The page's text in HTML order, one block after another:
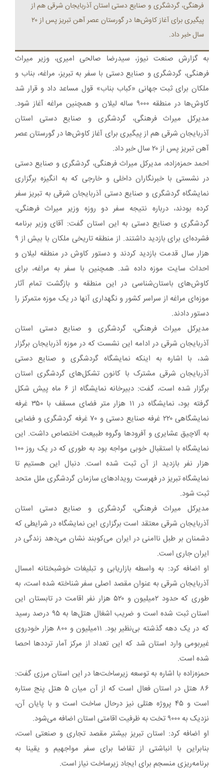
فرهنگی، گردشگری و صنایع دستی استان آذربایجان شرقی هم از
پیگیری برای آغاز کاوش‌ها در گورستان عصر آهن تبریز پس از ۲۰
سال خبر داد.
به گزارش صنعت نیوز، سیدرضا صالحی امیری، وزیر میراث
فرهنگی، گردشگری و صنایع دستی با سفر به تبریز، مراغه، بناب و
ملکان برای ثبت جهانی «کباب بناب» قول مساعد داد و قرار شد
کاوش‌ها در منطقه ۹۰۰۰ ساله لیلان و همچنین مراغه آغاز شود.
مدیرکل میراث فرهنگی، گردشگری و صنایع دستی استان
آذربایجان شرقی هم از پیگیری برای آغاز کاوش‌ها در گورستان عصر
آهن تبریز پس از ۲۰ سال خبر داد.
احمد حمزه‌زاده، مدیرکل میراث فرهنگی، گردشگری و صنایع دستی
در نشستی با خبرنگاران داخلی و خارجی که به انگیزه برگزاری
نمایشگاه گردشگری و صنایع دستی آذربایجان شرقی به تبریز سفر
کرده بودند، درباره نتیجه سفر دو روزه وزیر میراث فرهنگی،
گردشگری و صنایع دستی به این استان گفت: آقای وزیر برنامه
فشرده‌ای برای بازدید داشتند. از منطقه تاریخی ملکان با بیش از ۹
هزار سال قدمت بازدید کردند و دستور کاوش در منطقه لیلان و
احداث سایت موزه داده شد. همچنین با سفر به مراغه، برای
کاوش‌های باستان‌شناسی در این منطقه و بازگشت تمام آثار
موزه‌ای مراغه از سراسر کشور و نگهداری آنها در یک موزه متمرکز را
دستور دادند.
مدیرکل میراث فرهنگی، گردشگری و صنایع دستی استان
آذربایجان شرقی در ادامه این نشست که در موزه آذربایجان برگزار
شد، با اشاره به اینکه نمایشگاه گردشگری و صنایع دستی
آذربایجان شرقی مشترک با کانون تشکل‌های گردشگری استان
برگزار شده است، گفت: دبیرخانه نمایشگاه از ۶ ماه پیش شکل
گرفته بود، نمایشگاه در ۱۱ هزار متر فضای مسقف با ۳۵۰ غرفه
نمایشگاهی ۲۲۰ غرفه صنایع دستی و ۷۰ غرفه گردشگری و فضایی
به آلاچیق عشایری و آفرودها وگروه طبیعت اختصاص داشت. این
نمایشگاه با استقبال خوبی مواجه بود به طوری که در یک روز ۱۰۰
هزار نفر بازدید از آن ثبت شده است. دنبال این هستیم تا
نمایشگاه تبریز در فهرست رویدادهای سازمان گردشگری ملل متحد
ثبت شود.
مدیرکل میراث فرهنگی، گردشگری و صنایع دستی استان
آذربایجان شرقی معتقد است برگزاری این نمایشگاه در شرایطی که
دشمنان بر طبل ناامنی در ایران می‌کوبند نشان می‌دهد زندگی در
ایران جاری است.
او اضافه کرد: به واسطه بازاریابی و تبلیغات خوشبختانه امسال
آذربایجان شرقی به عنوان مقصد اصلی سفر شناخته شده است، به
طوری که حدود ۲میلیون و ۵۲۰ هزار نفر اقامت در تابستان این
استان ثبت شده است و ضریب اشغال هتل‌ها به ۹۵ درصد رسید
که در یک دهه گذشته بی‌نظیر بود. ۱۱میلیون و ۸۰۰ هزار خودروی
غیربومی وارد استان شد که این تعداد از مرکز آمار ترددها احصا
شده است.
حمزه‌زاده با اشاره به توسعه زیرساخت‌ها در این استان مرزی گفت:
۸۶ هتل در استان فعال است که از آن میان ۵ هتل پنج ستاره
است و ۴۵ پروژه هتلی نیز درحال ساخت است و با پایان آن،
نزدیک به ۹۰۰۰ تخت به ظرفیت اقامتی استان اضافه می‌شود.
او اضافه کرد: استان تبریز بیشتر مقصد تجاری و صنعتی است،
بنابراین با انباشتی از تقاضا برای سفر مواجهیم و یقینا به
برنامه‌ریزی منسجم برای ایجاد زیرساخت نیاز است.